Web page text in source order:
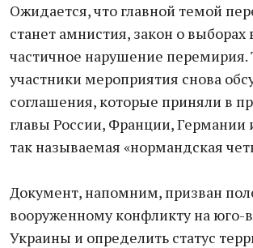
Ожидается, что главной темой
станет амнистия, закон о выборах
частичное нарушение перемирия.
участники мероприятия снова
соглашения, которые приняли в
главы России, Франции,
так называемая «нормандская
Документ, напомним, призван
вооруженному конфликту на юго-
Украины и определить статус